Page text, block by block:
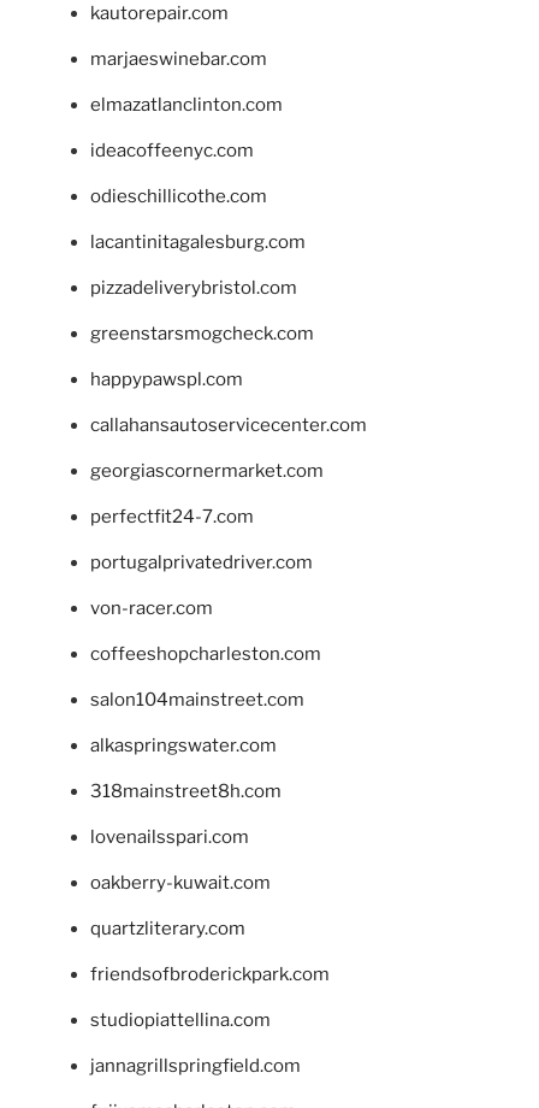
kautorepair.com
marjaeswinebar.com
elmazatlanclinton.com
ideacoffeenyc.com
odieschillicothe.com
lacantinitagalesburg.com
pizzadeliverybristol.com
greenstarsmogcheck.com
happypawspl.com
callahansautoservicecenter.com
georgiascornermarket.com
perfectfit24-7.com
portugalprivatedriver.com
von-racer.com
coffeeshopcharleston.com
salon104mainstreet.com
alkaspringswater.com
318mainstreet8h.com
lovenailsspari.com
oakberry-kuwait.com
quartzliterary.com
friendsofbroderickpark.com
studiopiattellina.com
jannagrillspringfield.com